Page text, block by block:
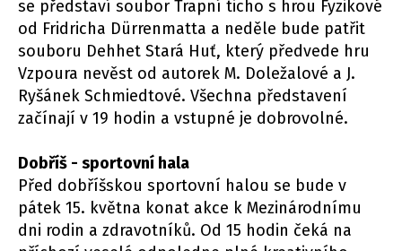
se představí soubor Trapní ticho s hrou Fyzikové
od Fridricha Dürrenmatta a neděle bude patřit
souboru Dehhet Stará Huť, který předvede hru
Vzpoura nevěst od autorek M. Doležalové a J.
Ryšánek Schmiedtové. Všechna představení
začínají v 19 hodin a vstupné je dobrovolné.
Dobříš - sportovní hala
Před dobříšskou sportovní halou se bude v
pátek 15. května konat akce k Mezinárodnímu
dni rodin a zdravotníků. Od 15 hodin čeká na